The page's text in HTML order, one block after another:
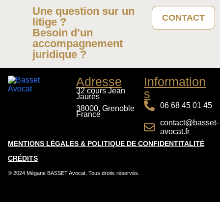
Une question sur un
litige ?
Besoin d’un
accompagnement
juridique ?
CONTACT
Adresse
32 cours Jean
Jaurès
38000, Grenoble
France
Information
s
06 68 45 01 45
contact@basset-
avocat.fr
© 2024 Mégane BASSET Avocat. Tous droits réservés.
MENTIONS LÉGALES & POLITIQUE DE CONFIDENTITALITÉ​
CRÉDITS